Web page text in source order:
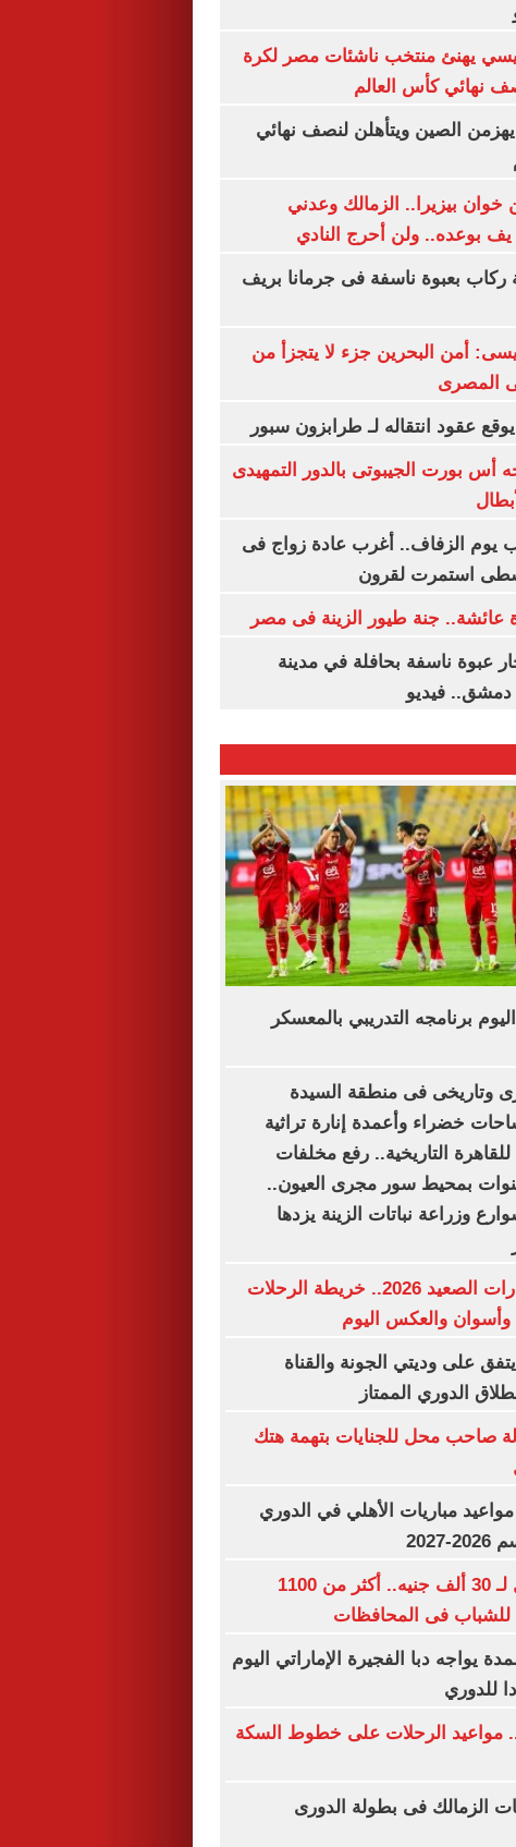
يهنئ منتخب ناشئات مصر لكرة
نهائي كأس العالم
يهزمن الصين ويتأهلن لنصف نهائي
خوان بيزيرا.. الزمالك وعدني
يف بوعده.. ولن أحرج النادي
ركاب بعبوة ناسفة فى جرمانا بريف
أمن البحرين جزء لا يتجزأ من
المصرى
عقود انتقاله لـ طرابزون سبور
أس بورت الجيبوتى بالدور التمهيدى
يوم الزفاف.. أغرب عادة زواج فى
استمرت لقرون
عائشة.. جنة طيور الزينة فى مصر
عبوة ناسفة بحافلة في مدينة
دمشق.. فيديو
اليوم برنامجه التدريبي بالمعسكر
وتاريخى فى منطقة السيدة
خضراء وأعمدة إنارة تراثية
للقاهرة التاريخية.. رفع مخلفات
بمحيط سور مجرى العيون..
وزراعة نباتات الزينة يزدها
مواعيد قطارات الصعيد 2026.. خريطة الرحلات
وأسوان والعكس اليوم
على وديتي الجونة والقناة
الدوري الممتاز
صاحب محل للجنايات بتهمة هتك
مباريات الأهلي في الدوري
رواتب تصل لـ 30 ألف جنيه.. أكثر من 1100
فى المحافظات
يواجه دبا الفجيرة الإماراتي اليوم
للدوري
مواعيد الرحلات على خطوط السكة
الزمالك فى بطولة الدورى